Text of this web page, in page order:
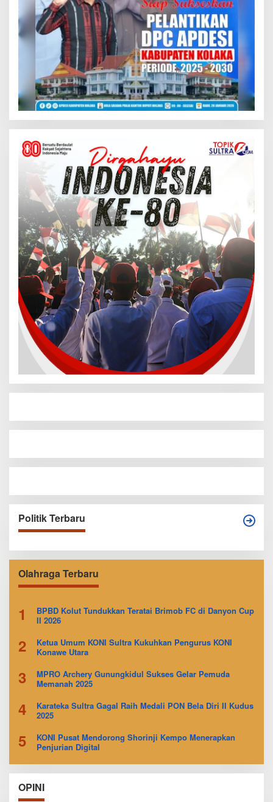
Politik Terbaru
Olahraga Terbaru
1
BPBD Kolut Tundukkan Teratai Brimob FC di Danyon Cup
II 2026
2
Ketua Umum KONI Sultra Kukuhkan Pengurus KONI
Konawe Utara
3
MPRO Archery Gunungkidul Sukses Gelar Pemuda
Memanah 2025
4
Karateka Sultra Gagal Raih Medali PON Bela Diri II Kudus
2025
5
KONI Pusat Mendorong Shorinji Kempo Menerapkan
Penjurian Digital
OPINI